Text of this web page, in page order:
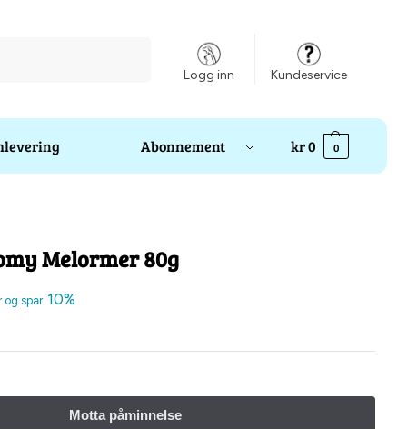
Logg inn Kundeservice
Abonnement kr0 0
Melormer 80g
og spar 10%